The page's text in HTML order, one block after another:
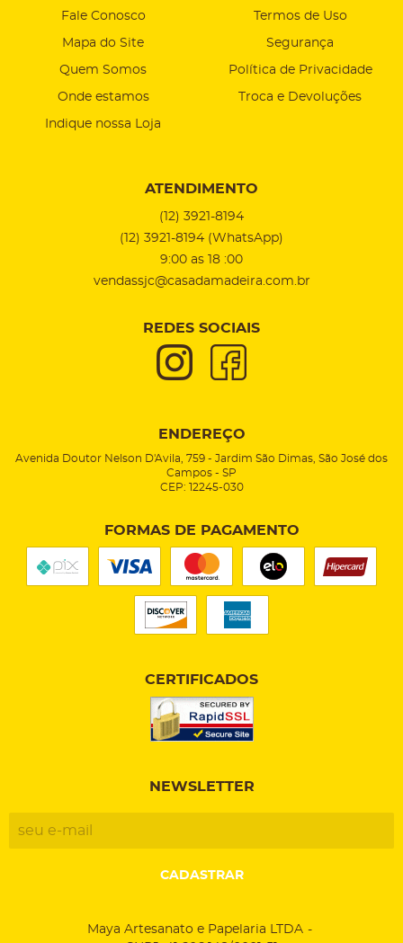
Fale Conosco
Mapa do Site
Quem Somos
Onde estamos
Indique nossa Loja
Termos de Uso
Segurança
Política de Privacidade
Troca e Devoluções
ATENDIMENTO
(12) 3921-8194
(12) 3921-8194 (WhatsApp)
9:00 as 18 :00
vendassjc@casadamadeira.com.br
REDES SOCIAIS
ENDEREÇO
Avenida Doutor Nelson D'Avila, 759 - Jardim São Dimas, São José dos
Campos - SP
CEP: 12245-030
FORMAS DE PAGAMENTO
CERTIFICADOS
NEWSLETTER
CADASTRAR
Maya Artesanato e Papelaria LTDA